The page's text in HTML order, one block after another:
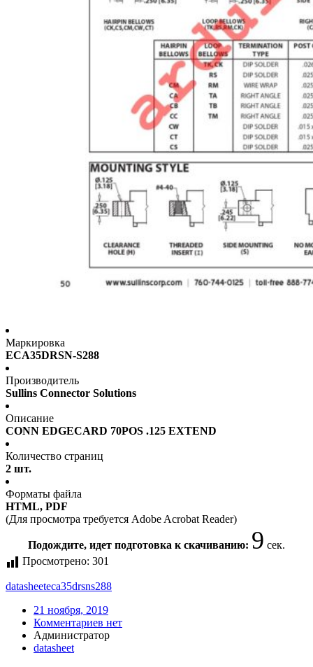
Маркировка
ECA35DRSN-S288
Производитель
Sullins Connector Solutions
Описание
CONN EDGECARD 70POS .125 EXTEND
Количество страниц
2 шт.
Форматы файла
HTML, PDF
(Для просмотра требуется Adobe Acrobat Reader)
Подождите, идет подготовка к скачиванию: 9 сек.
Просмотрено: 301
datasheeteca35drsns288
21 ноября, 2019
Комментариев нет
Администратор
datasheet